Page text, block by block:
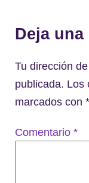
Deja
Tu dirección
publicada. Los
marcados con *
Comentario *